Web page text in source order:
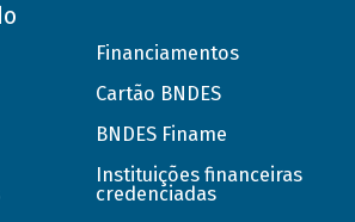
Financiamentos
Cartão BNDES
BNDES Finame
Instituições financeiras
credenciadas